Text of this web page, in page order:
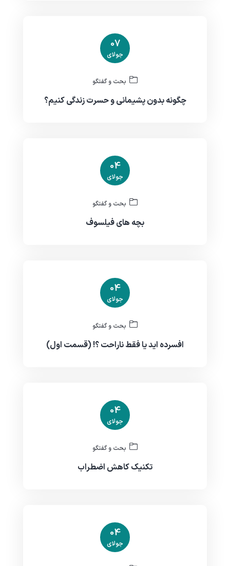
07
جولای
بحث و گفتگو
چگونه بدون پشیمانی و حسرت زندگی کنیم؟
04
جولای
بحث و گفتگو
بچه های فیلسوف
04
جولای
بحث و گفتگو
افسرده اید یا فقط ناراحت ؟! (قسمت اول)
04
جولای
بحث و گفتگو
تکنیک کاهش اضطراب
04
جولای